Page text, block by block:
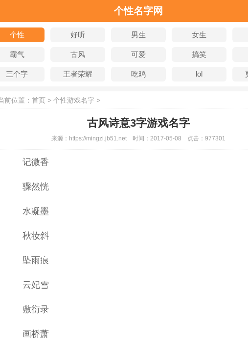
个性名字网
个性 好听 男生 女生
霸气 古风 可爱 搞笑
三个字 王者荣耀 吃鸡 lol
前位置： 首页 > 个性游戏名字 >
古风诗意3字游戏名字
来源： https://mingzi.jb51.net 时间： 2017-05-08 点击： 977301
记微香
骤然恍
水凝墨
秋妆斜
坠雨痕
云妃雪
敷衍录
画桥萧